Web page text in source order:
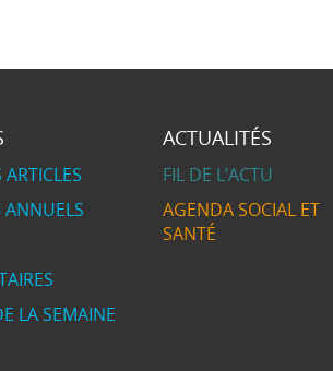
ANNUELS
LA SEMAINE
ACTUALITÉS
FIL DE L’ACTU
AGENDA SOCIAL ET
SANTÉ